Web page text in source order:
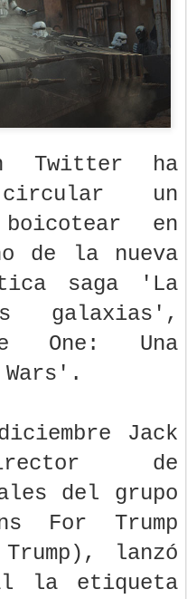
Twitter ha
un
en
de la nueva
saga 'La
galaxias',
One: Una
Jack
de
del grupo
For Trump
lanzó
la etiqueta